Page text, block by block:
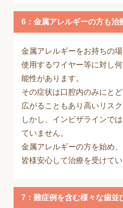
6：金属アレルギーの方も治
金属アレルギーをお持ちの
使用するワイヤー等に対し
能性があります。
その症状は口腔内のみにと
広がることもあり高いリスク
しかし、インビザラインで
ていません。
金属アレルギーの方を始め
皆様安心して治療を受けてい
7：難症例を含む様々な歯並